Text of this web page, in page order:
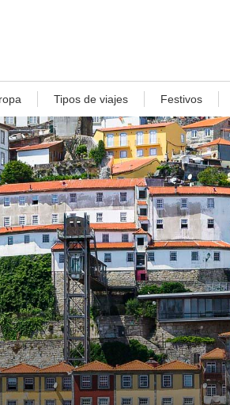
Tipos de viajes Festivos